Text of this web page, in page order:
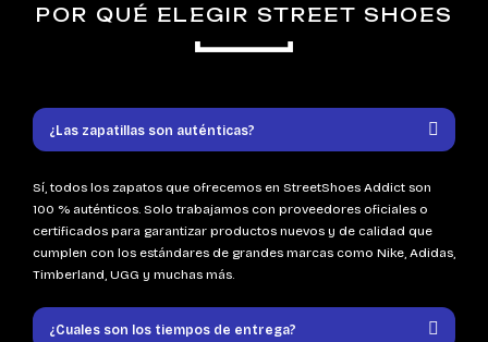
POR QUÉ ELEGIR STREET SHOES
¿Las zapatillas son auténticas?
Sí, todos los zapatos que ofrecemos en StreetShoes Addict son
100 % auténticos. Solo trabajamos con proveedores oficiales o
certificados para garantizar productos nuevos y de calidad que
cumplen con los estándares de grandes marcas como Nike, Adidas,
Timberland, UGG y muchas más.
¿Cuales son los tiempos de entrega?